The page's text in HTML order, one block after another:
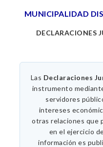
MUNICIPALIDAD
DECLARACIONES
Las Declaraciones
instrumento
servidores
intereses
otras relaciones que
en el ejercicio
información es